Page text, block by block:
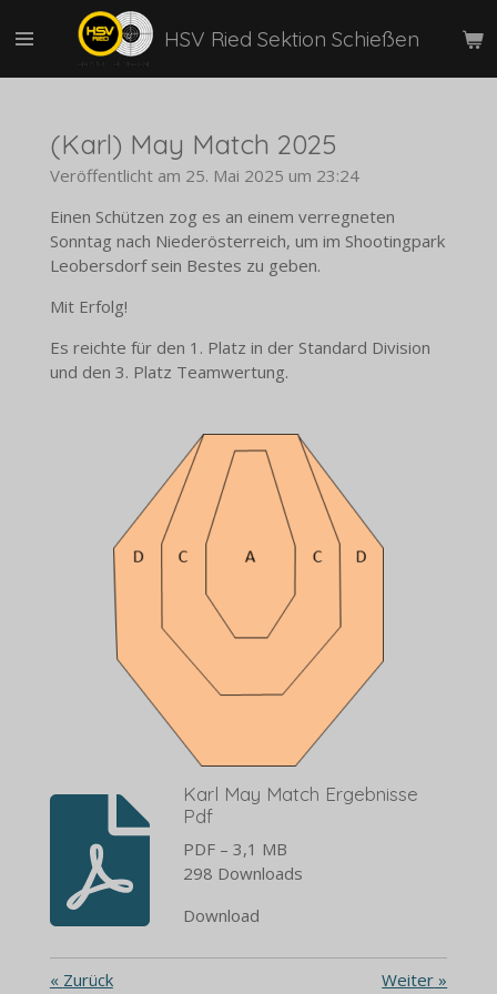
Hauptinhalt
HSV Ried Sektion Schießen
(Karl) May Match 2025
Veröffentlicht am 25. Mai 2025 um 23:24
Einen Schützen zog es an einem verregneten
Sonntag nach Niederösterreich, um im Shootingpark
Leobersdorf sein Bestes zu geben.
Mit Erfolg!
Es reichte für den 1. Platz in der Standard Division
und den 3. Platz Teamwertung.
Karl May Match Ergebnisse
Pdf
PDF – 3,1 MB
298 Downloads
Download
« Zurück Weiter »